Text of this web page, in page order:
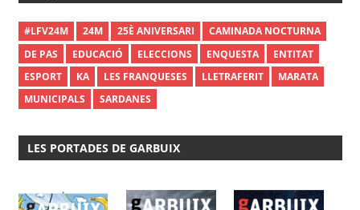
#LFV24M 24M 25È ANIVERSARI
CAMINADA NOCTURNA
DE PAS
EDUCACIÓ ELECCIONS ENQUESTA
ENTITAT
ESPORT
KA LES FRANQUESES LLETRAFERIT
MARATA
MUNICIPALS
SARDANES
LES PORTADES DE GARBUIX